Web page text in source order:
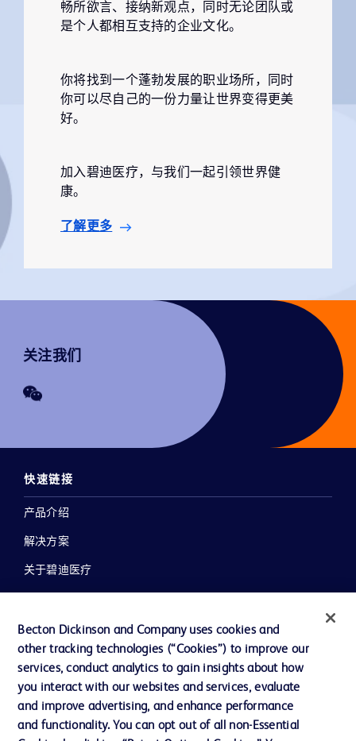
畅所欲言、接纳新观点，同时无论团队或
是个人都相互支持的企业文化。
你将找到一个蓬勃发展的职业场所，同时
你可以尽自己的一份力量让世界变得更美
好。
加入碧迪医疗，与我们一起引领世界健
康。
了解更多
关注我们
快速链接
产品介绍
解决方案
关于碧迪医疗
职业发展
联系我们
主动召回
Becton Dickinson and Company uses cookies and
other tracking technologies (“Cookies”) to improve our
services, conduct analytics to gain insights about how
you interact with our websites and services, evaluate
and improve advertising, and enhance performance
and functionality. You can opt out of all non-Essential